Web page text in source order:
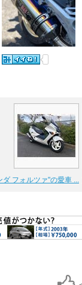
ダ フォルツァ"の愛車 ...